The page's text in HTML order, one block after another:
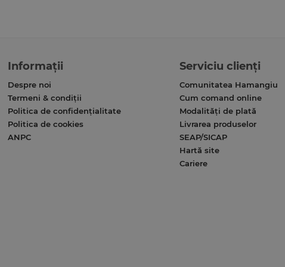
Informații
Despre noi
Termeni & condiții
Politica de confidențialitate
Politica de cookies
ANPC
Serviciu clienți
Comunitatea Hamangiu
Cum comand online
Modalități de plată
Livrarea produselor
SEAP/SICAP
Hartă site
Cariere